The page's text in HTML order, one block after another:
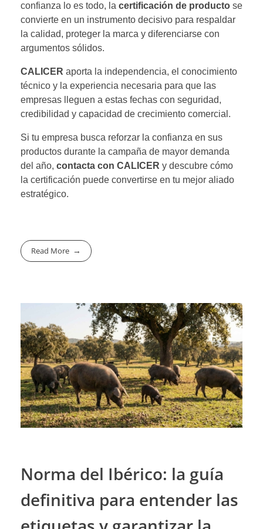
confianza lo es todo, la certificación de producto se
convierte en un instrumento decisivo para respaldar
la calidad, proteger la marca y diferenciarse con
argumentos sólidos.
CALICER aporta la independencia, el conocimiento
técnico y la experiencia necesaria para que las
empresas lleguen a estas fechas con seguridad,
credibilidad y capacidad de crecimiento comercial.
Si tu empresa busca reforzar la confianza en sus
productos durante la campaña de mayor demanda
del año, contacta con CALICER y descubre cómo
la certificación puede convertirse en tu mejor aliado
estratégico.
Read More
Norma del Ibérico: la guía
definitiva para entender las